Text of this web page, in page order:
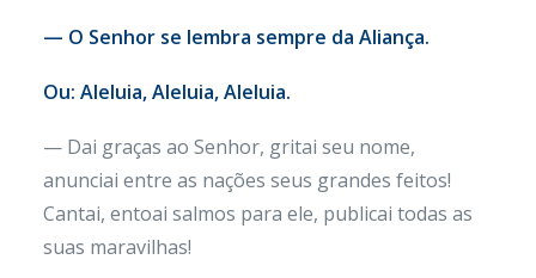
— O Senhor se lembra sempre da Aliança.
Ou: Aleluia, Aleluia, Aleluia.
— Dai graças ao Senhor, gritai seu nome,
anunciai entre as nações seus grandes feitos!
Cantai, entoai salmos para ele, publicai todas as
suas maravilhas!